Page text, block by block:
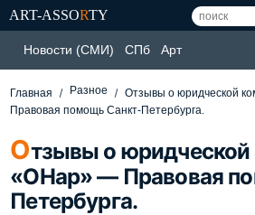
ART-ASSORTY
Новости (СМИ) СПб Арт
Главная Разное
Отзывы о юридческой
Правовая помощь Санкт-Петербурга.
Отзывы о юридческой
«ОНар» — Правовая
Петербурга.